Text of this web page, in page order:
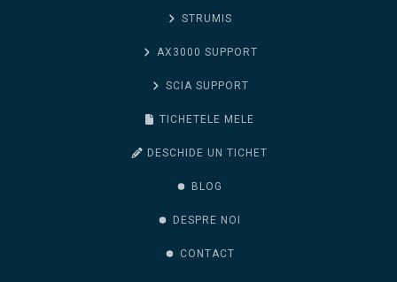
STRUMIS
AX3000 SUPPORT
SCIA SUPPORT
TICHETELE MELE
DESCHIDE UN TICHET
BLOG
DESPRE NOI
CONTACT